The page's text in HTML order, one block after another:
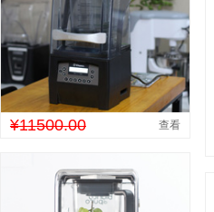
¥11500.00 查看